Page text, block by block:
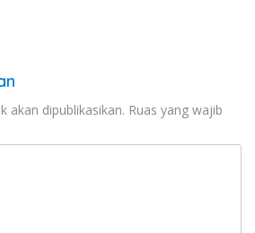
akan dipublikasikan. Ruas yang wajib